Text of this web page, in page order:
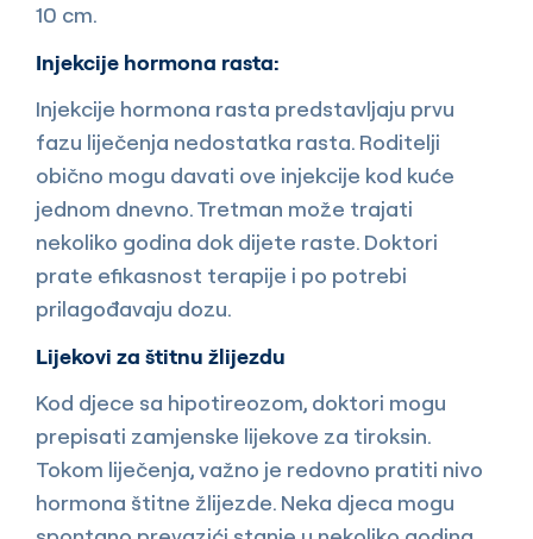
10 cm.
Injekcije hormona rasta:
Injekcije hormona rasta predstavljaju prvu
fazu liječenja nedostatka rasta. Roditelji
obično mogu davati ove injekcije kod kuće
jednom dnevno. Tretman može trajati
nekoliko godina dok dijete raste. Doktori
prate efikasnost terapije i po potrebi
prilagođavaju dozu.
Lijekovi za štitnu žlijezdu
Kod djece sa hipotireozom, doktori mogu
prepisati zamjenske lijekove za tiroksin.
Tokom liječenja, važno je redovno pratiti nivo
hormona štitne žlijezde. Neka djeca mogu